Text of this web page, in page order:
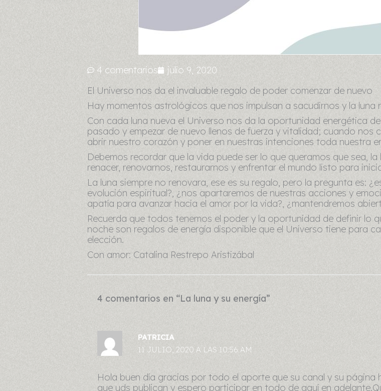
4 comentarios
julio 9, 2020
El Universo nos da el invaluable regalo de poder comenzar de nuevo
Hay momentos astrológicos que nos impulsan a sacudirnos y la
Con cada luna nueva el Universo nos da la oportunidad energética
pasado y empezar de nuevo llenos de fuerza y vitalidad; cuando nos
abrir nuestro corazón y poner en nuestras intenciones toda nuestra
Debemos recordar que la vida puede ser lo que queramos que sea,
renacer, renovarnos, restaurarnos y enfrentar el mundo listo para
La luna siempre no renovara, ese es su regalo, pero la pregunta es:
evolución espiritual?, ¿nos apartaremos de nuestras acciones y
apatía para avanzar hacia el amor por la vida?, ¿mantendremos
Recuerda que todos tenemos el poder y la oportunidad de definir lo
noche son regalos de energía disponible que el Universo tiene para
elección.
Con amor: Catalina Restrepo Aristizábal
4 comentarios en “La luna y su energía”
PATRICIA
11 JULIO, 2020 A LAS 10:56 AM
Hola buen día gracias por todo el aporte que su canal y su
que uds publican y espero participar en todo de aquí en